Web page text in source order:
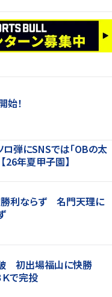
始！
弾にSNSでは「OBの太
26年夏甲子園】
利ならず 名門天理に
初出場福山に快勝
で完投